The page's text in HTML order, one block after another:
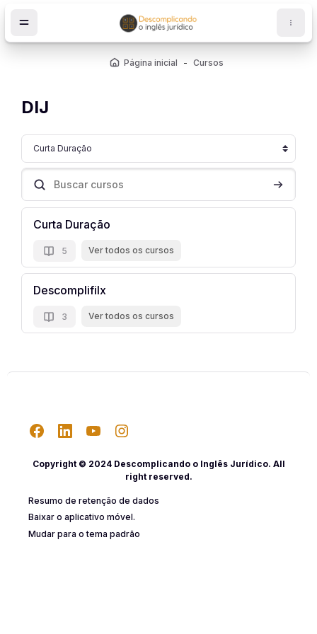
Página inicial Cursos
DIJ
Categorias de Cursos
Buscar cursos Buscar
Curta Duração
5 Ver todos os cursos
Descomplifilx
3 Ver todos os cursos
Copyright © 2024 Descomplicando o Inglês Jurídico. All
right reserved.
Resumo de retenção de dados
Baixar o aplicativo móvel.
Mudar para o tema padrão